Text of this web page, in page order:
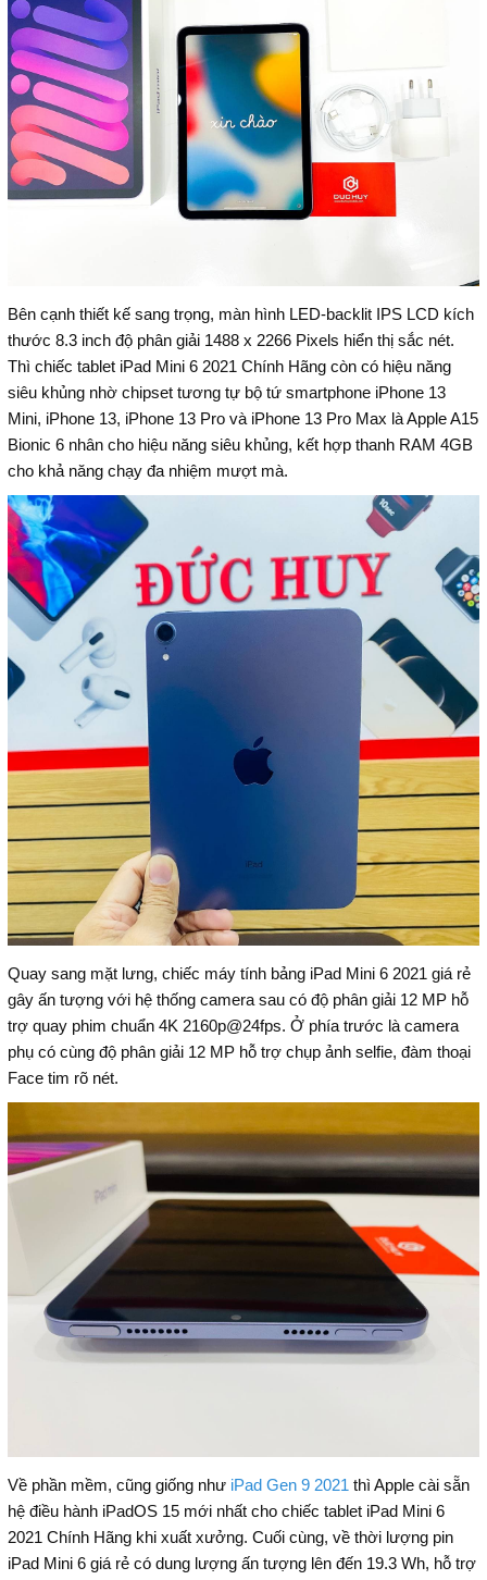
Bên cạnh thiết kế sang trọng, màn hình LED-backlit IPS LCD kích
thước 8.3 inch độ phân giải 1488 x 2266 Pixels hiển thị sắc nét.
Thì chiếc tablet iPad Mini 6 2021 Chính Hãng còn có hiệu năng
siêu khủng nhờ chipset tương tự bộ tứ smartphone iPhone 13
Mini, iPhone 13, iPhone 13 Pro và iPhone 13 Pro Max là Apple A15
Bionic 6 nhân cho hiệu năng siêu khủng, kết hợp thanh RAM 4GB
cho khả năng chạy đa nhiệm mượt mà.
Quay sang mặt lưng, chiếc máy tính bảng iPad Mini 6 2021 giá rẻ
gây ấn tượng với hệ thống camera sau có độ phân giải 12 MP hỗ
trợ quay phim chuẩn 4K 2160p@24fps. Ở phía trước là camera
phụ có cùng độ phân giải 12 MP hỗ trợ chụp ảnh selfie, đàm thoại
Face tim rõ nét.
Về phần mềm, cũng giống như iPad Gen 9 2021 thì Apple cài sẵn
hệ điều hành iPadOS 15 mới nhất cho chiếc tablet iPad Mini 6
2021 Chính Hãng khi xuất xưởng. Cuối cùng, về thời lượng pin
iPad Mini 6 giá rẻ có dung lượng ấn tượng lên đến 19.3 Wh, hỗ trợ